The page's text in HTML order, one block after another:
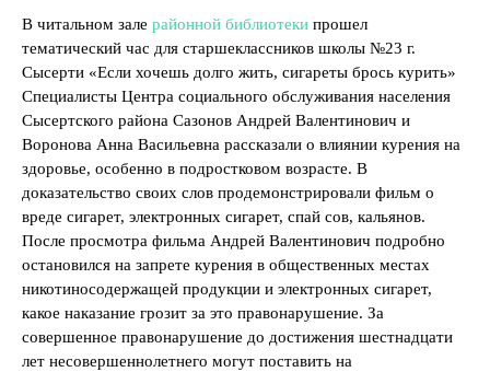
В читальном зале районной библиотеки прошел
тематический час для старшеклассников школы №23 г.
Сысерти «Если хочешь долго жить, сигареты брось курить»
Специалисты Центра социального обслуживания населения
Сысертского района Сазонов Андрей Валентинович и
Воронова Анна Васильевна рассказали о влиянии курения на
здоровье, особенно в подростковом возрасте. В
доказательство своих слов продемонстрировали фильм о
вреде сигарет, электронных сигарет, спай сов, кальянов.
После просмотра фильма Андрей Валентинович подробно
остановился на запрете курения в общественных местах
никотиносодержащей продукции и электронных сигарет,
какое наказание грозит за это правонарушение. За
совершенное правонарушение до достижения шестнадцати
лет несовершеннолетнего могут поставить на